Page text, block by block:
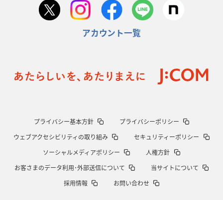
アカウント一覧
プライバシー基本方針
プライバシーポリシー
ウェブアクセシビリティの取り組み
セキュリティーポリシー
ソーシャルメディアポリシー
人権方針
お客さまのデータ利用･外部送信について
当サイトについて
採用情報
お問い合わせ